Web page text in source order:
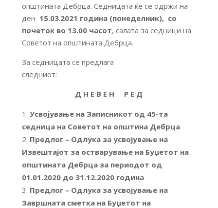
општината Дебрца. Седницата ќе се одржи на
ден 15.03.2021 година (понеделник), со
почеток во 13.00 часот, салата за седници на
Советот на општината Дебрца.
За седницата се предлага
следниот:
Д Н Е В Е Н Р Е Д
Усвојување на Записникот од 45-та
седница на Советот на општина Дебрца
Предлог – Одлука за усвојување на
Извештајот за остварување на Буџетот на
општината Дебрца за периодот од
01.01.2020 до 31.12.2020 година
Предлог – Одлука за усвојување на
Завршната сметка на Буџетот на